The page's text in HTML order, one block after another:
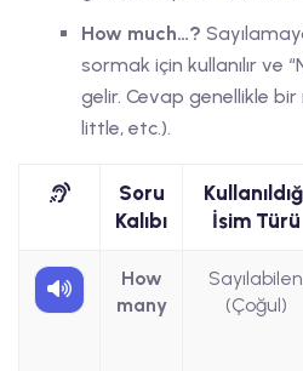
How much…?
sormak için kullanılır ve
gelir. Cevap genellikle
little, etc.).
Soru
Kalıbı
İsim Türü
How
many
Sayılabilen
(Çoğul)